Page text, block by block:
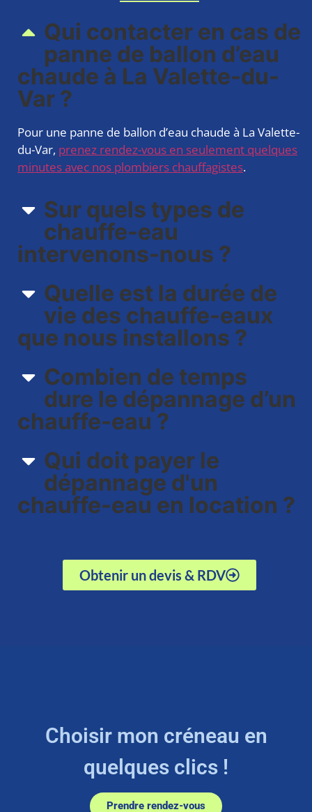
Qui contacter en cas de
panne de ballon d’eau
chaude à La Valette-du-
Var ?
Pour une panne de ballon d’eau chaude à La Valette-
du-Var, prenez rendez-vous en seulement quelques
minutes avec nos plombiers chauffagistes.
Sur quels types de
chauffe-eau
intervenons-nous ?​
Quelle est la durée de
vie des chauffe-eaux
que nous installons ?
Combien de temps
dure le dépannage d’un
chauffe-eau ?
Qui doit payer le
dépannage d'un
chauffe-eau en location ?
Obtenir un devis & RDV
Choisir mon créneau en
quelques clics !
Prendre rendez-vous